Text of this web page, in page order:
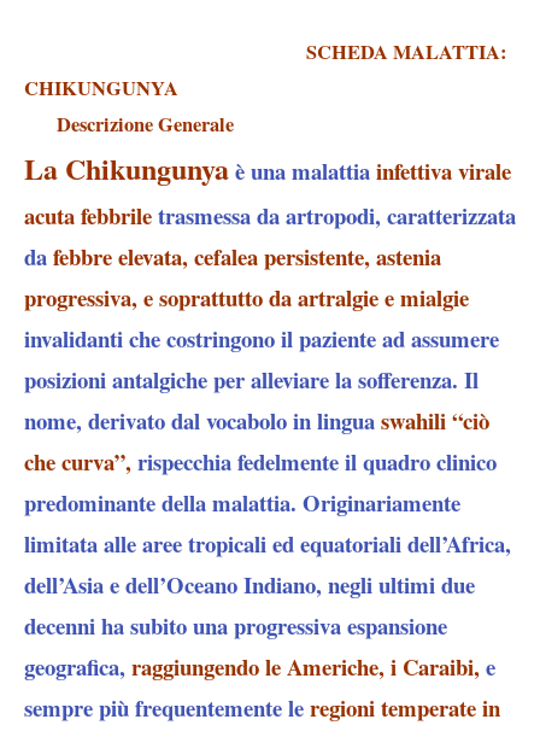
SCHEDA MALATTIA:
CHIKUNGUNYA
Descrizione Generale
La Chikungunyaè una malattiainfettiva virale
acuta febbriletrasmessa da artropodi, caratterizzata
dafebbre elevata, cefalea persistente, astenia
progressiva, e soprattutto da artralgie e mialgie
invalidanti che costringono il paziente ad assumere
posizioni antalgiche per alleviare la sofferenza. Il
nome, derivato dal vocabolo in linguaswahili “ciò
che curva”,rispecchia fedelmente il quadro clinico
predominante della malattia. Originariamente
limitata alle aree tropicali ed equatoriali dell’Africa,
dell’Asia e dell’Oceano Indiano, negli ultimi due
decenni ha subito una progressiva espansione
geografica, raggiungendo le Americhe, i Caraibi,e
sempre più frequentemente leregioni temperate in